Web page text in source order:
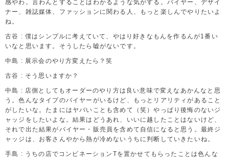
感やわ。言わんとすることはわかるような気がする。バイヤー、デザイ
ナー、雑誌媒体、ファッションに関わる人、もっと楽しんでやりたいよ
ね。
古谷 : 僕はシンプルに考えていて、やはり好きなもんを作るんが1番い
いなと思います。そうしたら嘘がないです。
中島 : 展示会のやり方変えたら？笑
古谷 : そう思いますか？
中島 : 店側としてもオーダーのやり方は良い意味で変えなあかんなと思
う。色んなタイプのバイヤーがいるけど、もっとリアリティがあること
がしたいな。たまにはヤバいことも含めて（笑）やっぱり後悔のないジ
ャッジをしたいよな。結果はどうあれ、いいに越したことはないけど、
それで出た結果がバイヤー・販売員を含めて自信になると思う。最終ジ
ャッジは、お客さんやから熱が冷めないうちに判断していきたいね。
手島 : うちの店でコンビネーションTを置かせてもらったことは色んな